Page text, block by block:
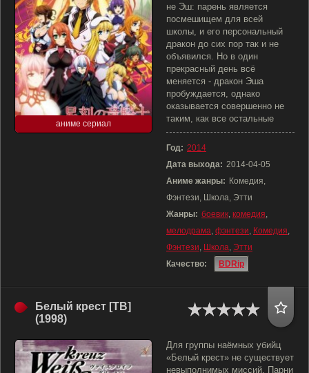
аниме сериал
не Эш: парень является
посмешищем для всей
школы, и его персональный
дракон до сих пор так и не
объявился. Но в один
прекрасный день всё
меняется - дракон Эша
пробуждается, однако
оказывается совершенно не
таким, как все остальные
Год: 2014
Дата выхода: 2014-04-05
Аниме жанры: Комедия,
Фэнтези, Школа, Этти
Жанры: боевик, комедия,
мелодрама, фэнтези, Комедия,
Фэнтези, Школа, Этти
Качество:
BDRip
Белый крест [ТВ]
(1998)
Для группы наёмных убийц
«Белый крест» не существует
невыполнимых миссий. Парни